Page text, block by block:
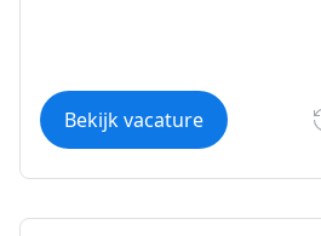
Bekijk vacature